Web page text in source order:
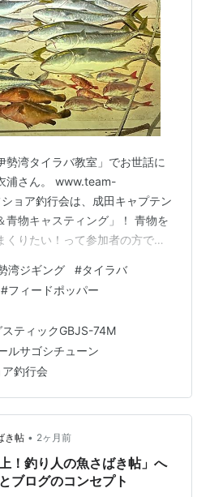
湾タイラバ教室」でお世話に
浦さん。 www.team-
ョア釣行会は、成田キャプテン
青物キャスティング」！ 青物を
くりたい！って参加者の方で出
！！ 大ハマチ、サワラのメイン
ころで、癒しのタイラバ♬ でか
を落として良型の真鯛も！ 後半
が水面爆発でボコボコ！！ こ
アーたちが大活躍！ 強化フッ
湾ジギング #タイラバ
#フィードポッパー
ティックGBJS-74M
ルサゴシチューン
釣行会
き帖 • 2ヶ月前
！釣り人の魚さばき帖」へ
ブログのコンセプト